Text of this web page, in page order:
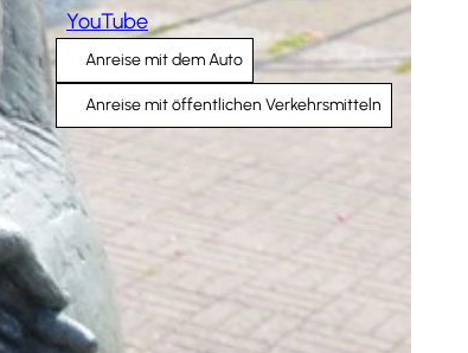
YouTube
Anreise mit dem Auto
Anreise mit öffentlichen Verkehrsmitteln